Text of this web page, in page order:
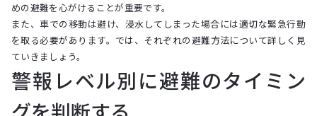
めの避難を心がけることが重要です。
また、車での移動は避け、浸水してしまった場合には適切な緊急行動
を取る必要があります。では、それぞれの避難方法について詳しく見
ていきましょう。
警報レベル別に避難のタイミン